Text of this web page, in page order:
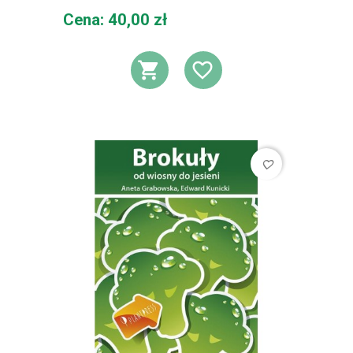
Cena
Cena: 40,00 zł
DODAJ DO
DODAJ DO
favorite_border